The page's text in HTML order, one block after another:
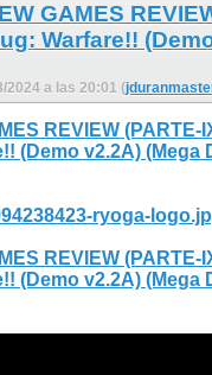
GAMES
Warfare!!
2024 a las 20:01 (
REVIEW (PARTE-
(Demo v2.2A) (Mega
ryoga-
REVIEW (PARTE-
(Demo v2.2A) (Mega